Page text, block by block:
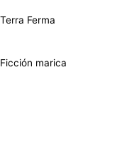
Terra Ferma
Ficción marica